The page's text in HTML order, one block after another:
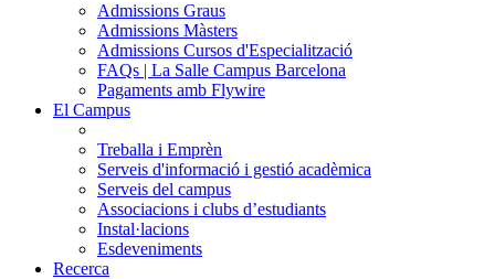
Admissions Graus
Admissions Màsters
Admissions Cursos d'Especialització
FAQs | La Salle Campus Barcelona
Pagaments amb Flywire
El Campus
Treballa i Emprèn
Serveis d'informació i gestió acadèmica
Serveis del campus
Associacions i clubs d’estudiants
Instal·lacions
Esdeveniments
Recerca